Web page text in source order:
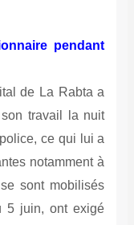
pendant
de La Rabta a
travail la nuit
ce qui lui a
notamment à
sont mobilisés
5 juin, ont exigé